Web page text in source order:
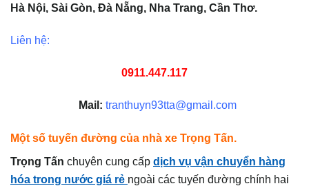
Hà Nội, Sài Gòn, Đà Nẵng, Nha Trang, Cần Thơ.
Liên hệ:
0911.447.117
Mail: tranthuyn93tta@gmail.com
Một số tuyến đường của nhà xe Trọng Tấn.
Trọng Tấn chuyên cung cấp dịch vụ vận chuyển hàng
hóa trong nước giá rẻ ngoài các tuyến đường chính hai